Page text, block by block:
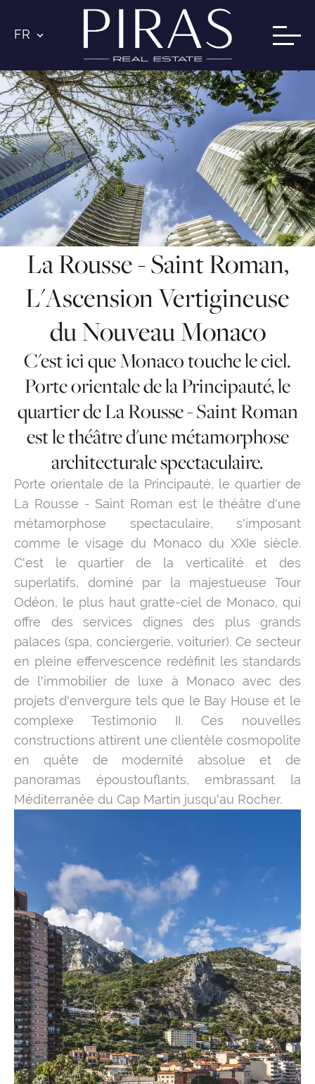
FR
La Rousse - Saint Roman,
L'Ascension Vertigineuse
du Nouveau Monaco
C'est ici que Monaco touche le ciel.
Porte orientale de la Principauté, le
quartier de La Rousse - Saint Roman
est le théâtre d'une métamorphose
architecturale spectaculaire.
Porte orientale de la Principauté, le quartier de
La Rousse - Saint Roman est le théâtre d'une
métamorphose spectaculaire, s'imposant
comme le visage du Monaco du XXIe siècle.
C'est le quartier de la verticalité et des
superlatifs, dominé par la majestueuse Tour
Odéon, le plus haut gratte-ciel de Monaco, qui
offre des services dignes des plus grands
palaces (spa, conciergerie, voiturier). Ce secteur
en pleine effervescence redéfinit les standards
de l'immobilier de luxe à Monaco avec des
projets d'envergure tels que le Bay House et le
complexe Testimonio II. Ces nouvelles
constructions attirent une clientèle cosmopolite
en quête de modernité absolue et de
panoramas époustouflants, embrassant la
Méditerranée du Cap Martin jusqu'au Rocher.